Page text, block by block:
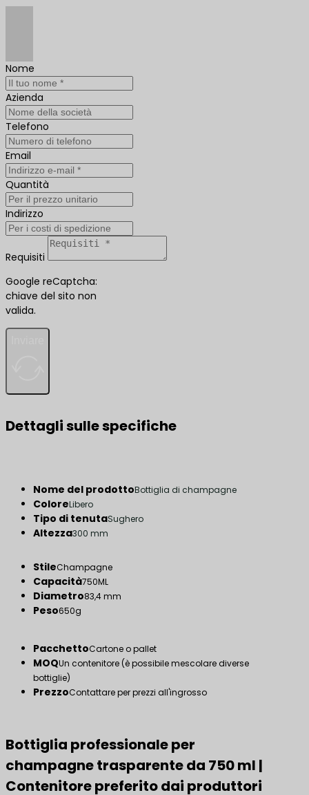
Nome
Azienda
Telefono
Email
Quantità
Indirizzo
Requisiti
Google reCaptcha:
chiave del sito non
valida.
Dettagli sulle specifiche
Nome del prodottoBottiglia di champagne
ColoreLibero
Tipo di tenutaSughero
Altezza300 mm
StileChampagne
Capacità750ML
Diametro83,4 mm
Peso650g
PacchettoCartone o pallet
MOQUn contenitore (è possibile mescolare diverse
bottiglie)
PrezzoContattare per prezzi all'ingrosso
Bottiglia professionale per
champagne trasparente da 750 ml |
Contenitore preferito dai produttori